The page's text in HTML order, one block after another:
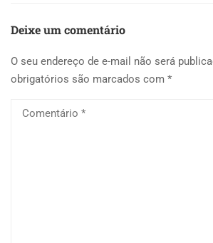
Deixe um comentário
O seu endereço de e-mail não será
obrigatórios são marcados com *